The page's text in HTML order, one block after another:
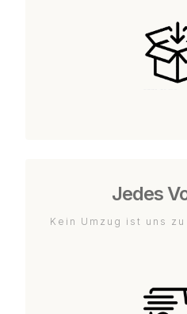
Jedes
Kein Umzug ist uns